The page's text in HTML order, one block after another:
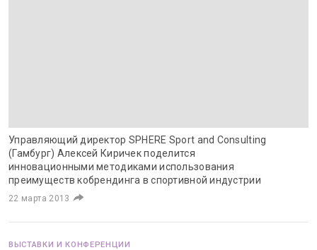
Управляющий директор SPHERE Sport and Consulting
(Гамбург) Алексей Киричек поделится
инновационными методиками использования
преимуществ кобрендинга в спортивной индустрии
22 марта 2013
ВЫСТАВКИ И КОНФЕРЕНЦИИ